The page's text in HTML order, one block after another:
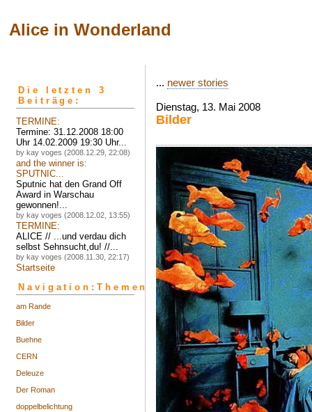
Alice in Wonderland
Die letzten 3
Beiträge:
TERMINE:
Termine: 31.12.2008 18:00
Uhr 14.02.2009 19:30 Uhr...
by kay voges (2008.12.29, 22:08)
and the winner is:
SPUTNIC...
Sputnic hat den Grand Off
Award in Warschau
gewonnen!...
by kay voges (2008.12.02, 13:55)
TERMINE:
ALICE // ...und verdau dich
selbst Sehnsucht,du! //...
by kay voges (2008.11.30, 22:17)
Startseite
Navigation:Themen
am Rande
Bilder
Buehne
CERN
Deleuze
Der Roman
doppelbelichtung
... newer stories
Dienstag, 13. Mai 2008
Bilder